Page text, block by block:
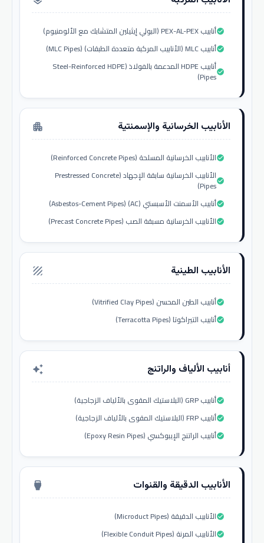
أنابيب PEX-AL-PEX (البولي إيثيلين المتشابك مع الألومنيوم)check_circle
أنابيب MLC (الأنابيب المركبة متعددة الطبقات) (MLC Pipes)check_circle
أنابيب HDPE المدعمة بالفولاذ (Steel-Reinforced HDPE
Pipes)check_circle
الأنابيب الخرسانية والإسمنتية apartment
الأنابيب الخرسانية المسلحة (Reinforced Concrete Pipes)check_circle
الأنابيب الخرسانية سابقة الإجهاد (Prestressed Concrete
Pipes)check_circle
أنابيب الأسمنت الأسبستي (AC) (Asbestos-Cement Pipes)check_circle
الأنابيب الخرسانية مسبقة الصب (Precast Concrete Pipes)check_circle
الأنابيب الطينية texture
أنابيب الطين المحسن (Vitrified Clay Pipes)check_circle
أنابيب التيراكوتا (Terracotta Pipes)check_circle
أنابيب الألياف والراتنج auto_awesome
أنابيب GRP (البلاستيك المقوى بالألياف الزجاجية)check_circle
أنابيب FRP (البلاستيك المقوى بالألياف الزجاجية)check_circle
أنابيب الراتنج الإيبوكسي (Epoxy Resin Pipes)check_circle
الأنابيب الدقيقة والقنوات settings_input_hdmi
الأنابيب الدقيقة (Microduct Pipes)check_circle
الأنابيب المرنة (Flexible Conduit Pipes)check_circle